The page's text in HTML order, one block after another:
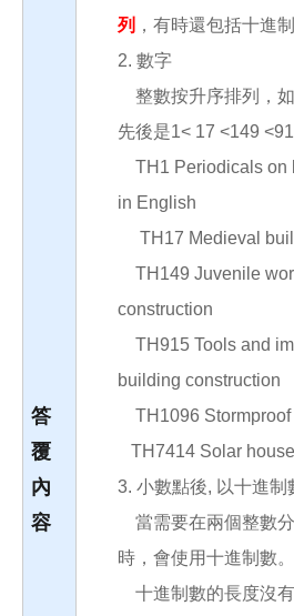
答
覆
內
容
列 ，有時還包括十進
2. 數字
整數按升序排列，
先後是1< 17 <149
TH1 Periodicals on
in English
TH17 Medieval
TH149 Juvenile
construction
TH915 Tools and
building construction
TH1096 Stormproof
TH7414 Solar
3. 小數點後, 以十進制
當需要在兩個整數
時，會使用十進制數。
十進制數的長度沒